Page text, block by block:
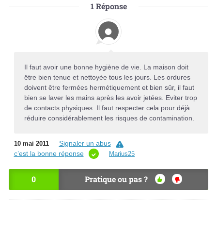
1Réponse
Il faut avoir une bonne hygiène de vie. La maison doit
être bien tenue et nettoyée tous les jours. Les ordures
doivent être fermées hermétiquement et bien sûr, il faut
bien se laver les mains après les avoir jetées. Eviter trop
de contacts physiques. Il faut respecter cela pour déjà
réduire considérablement les risques de contamination.
10 mai 2011
Signaler un abus
c’est la bonne réponse
Marius25
0 Pratique ou pas ?
OU
I
NO